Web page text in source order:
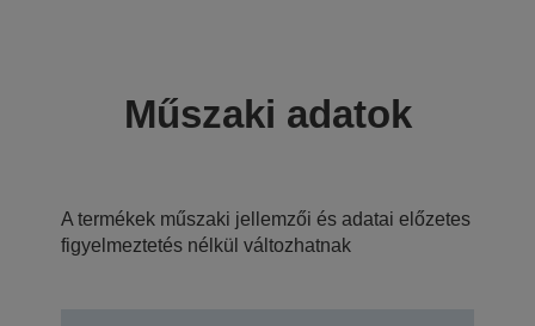
Műszaki adatok
A termékek műszaki jellemzői és adatai előzetes
figyelmeztetés nélkül változhatnak